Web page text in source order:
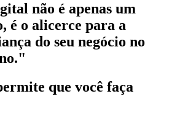
não é apenas um
é o alicerce para a
do seu negócio no
que você faça